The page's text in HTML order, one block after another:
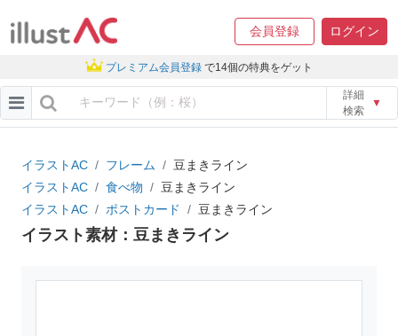
会員登録 ログイン
プレミアム会員登録 で14個の特典をゲット
詳細
検索
▼
イラストAC フレーム
豆まきライン
イラストAC
食べ物
豆まきライン
イラストAC
ポストカード 豆まきライン
イラスト素材：豆まきライン